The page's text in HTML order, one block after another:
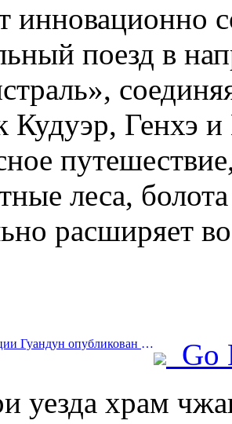
поезд в
Кудуэр, Генхэ
леса,
расширяет
Prev:В провинции Гуандун опубликован план расширения мощностей сферы услуг для превращения Большого залива в туристический центр мирового класса.
Go
уезда храм